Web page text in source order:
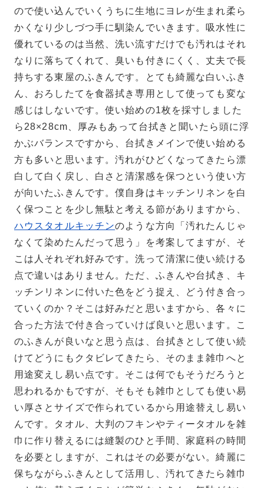
ので使い込んでいくうちに生地にヨレが生まれ柔ら
かくなり少しづつ手に馴染んでいきます。吸水性に
優れているのは当然、洗い流すだけでも汚れはそれ
なりに落ちてくれて、臭いも付きにくく、丈夫で長
持ちする東屋のふきんです。とても綺麗な白いふき
ん、おろしたてを食器拭き専用として使っても変な
感じはしないです。使い始めの1枚を採寸しました
ら28×28cm、厚みもあって台拭きと聞いたら頭に浮
かぶバランスですから、台拭きメインで使い始める
方も多いと思います。汚れがひどくなってきたら漂
白して白く戻し、白さと清潔感を保つという使い方
が向いたふきんです。僕自身はキッチンリネンを白
く保つことを少し無駄と考える節がありますから、
ハウスタオルキッチンのような方向「汚れたんじゃ
なくて染めたんだって思う」を考案してますが、そ
こは人それぞれ好みです。洗って清潔に使い続ける
点で違いはありません。ただ、ふきんや台拭き、キ
ッチンリネンに付いた色をどう捉え、どう付き合っ
ていくのか？そこは好みだと思いますから、各々に
合った方法で付き合っていけば良いと思います。こ
のふきんが良いなと思う点は、台拭きとして使い続
けてどうにもクタビレてきたら、そのまま雑巾へと
用途変えし易い点です。そこは何でもそうだろうと
思われるかもですが、そもそも雑巾としても使い易
い厚さとサイズで作られているから用途替えし易い
んです。タオル、大判のフキンやティータオルを雑
巾に作り替えるには縫製のひと手間、家庭科の時間
を必要としますが、これはその必要がない。綺麗に
保ちながらふきんとして活用し、汚れてきたら雑巾